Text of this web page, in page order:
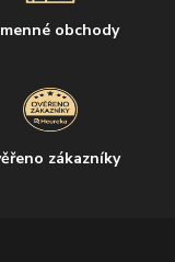
obchody
zákazníky